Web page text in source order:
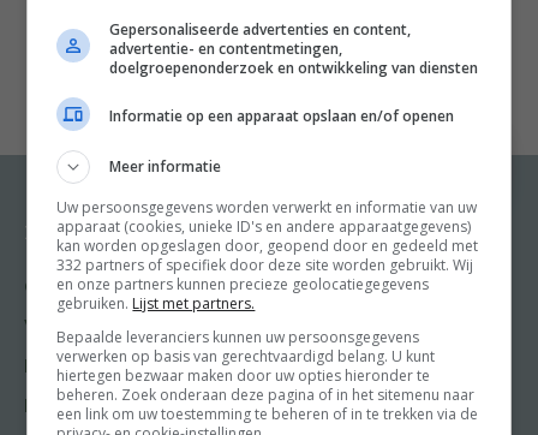
met rozemarijn of witvis met dille. Maak je eigen
jasmijndressing, bak appelmuffins met vlierbloesem en
zit niet achter de geraniums, maar gebruik de blaadjes
in een fantastische cocktail.
Koken met kruiden & bloemen geeft je een overzicht
van tientallen kruiden en eetbare bloemen die je zelf
makkelijk kunt kweken, vervolgens oogsten en …
vervolgens gebruiken in de keuken. Van basilicum,
rozenblaadjes, viooltjes tot en met zuring; geef je
ontbijt, lunch, drankjes en feestelijke hoofd- en
bijgerechten een extra twist.
Recepten
Gangen
Voorgerecht
Hoofdgerecht
Nagerecht
Meer van Food and
Friends
Food & Travel
Friends
Kooktips
Gepersonaliseerde advertenties en content,
advertentie- en contentmetingen,
doelgroepenonderzoek en ontwikkeling van diensten
Informatie op een apparaat opslaan en/of openen
Meer informatie
Uw persoonsgegevens worden verwerkt en informatie van uw
apparaat (cookies, unieke ID's en andere apparaatgegevens)
kan worden opgeslagen door, geopend door en gedeeld met
332 partners of specifiek door deze site worden gebruikt. Wij
en onze partners kunnen precieze geolocatiegegevens
gebruiken. Lijst met partners.
Bepaalde leveranciers kunnen uw persoonsgegevens
verwerken op basis van gerechtvaardigd belang. U kunt
hiertegen bezwaar maken door uw opties hieronder te
beheren. Zoek onderaan deze pagina of in het sitemenu naar
een link om uw toestemming te beheren of in te trekken via de